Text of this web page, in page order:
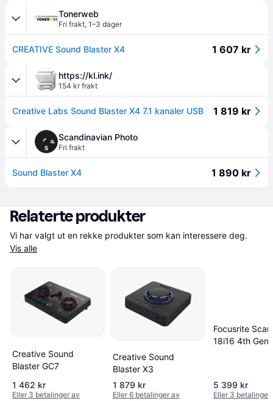
Tonerweb
Fri frakt, 1–3 dager
CREATIVE Sound Blaster X4 1 607 kr
https://kl.ink/
154 kr frakt
Creative Labs Sound Blaster X4 7.1 kanaler USB 1 819 kr
Scandinavian Photo
Fri frakt
Sound Blaster X4 1 890 kr
Relaterte produkter
Vis alle
Creative Sound
Blaster GC7
1 462 kr
Eller 3 betalinger av
Creative Sound
Blaster X3
1 879 kr
Eller 6 betalinger av
Focusrite
18i16 4th Gen
5 399 kr
Eller 3 betalinger